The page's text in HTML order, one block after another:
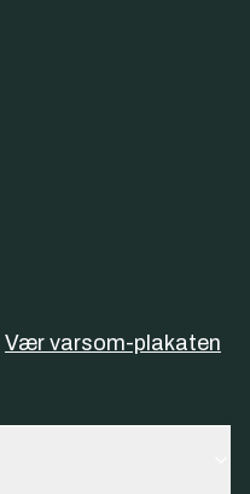
Vær varsom-plakaten